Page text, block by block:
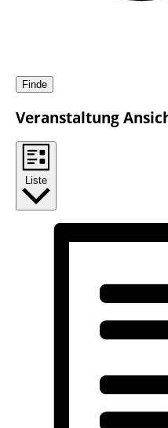
Finde
Veranstaltung
Liste